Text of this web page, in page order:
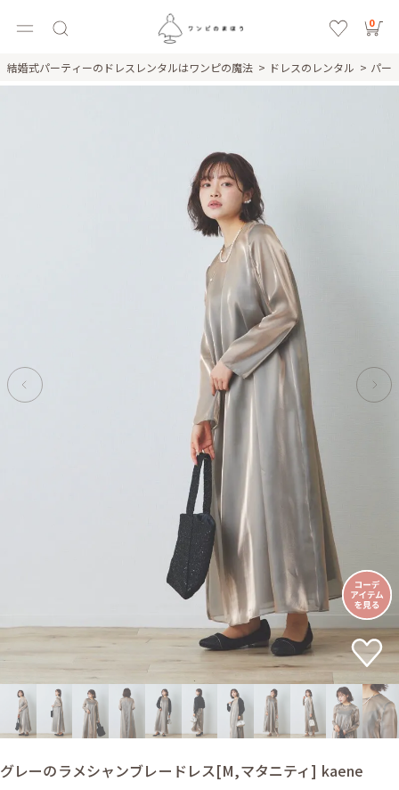
0
結婚式パーティーのドレスレンタルはワンピの魔法 ドレスのレンタル パー
グレーのラメシャンブレードレス[M,マタニティ] kaene